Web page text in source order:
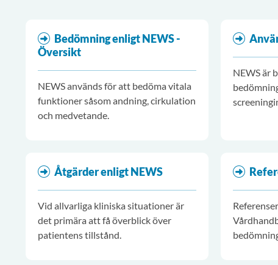
Bedömning enligt NEWS -
Översikt
NEWS används för att bedöma vitala
funktioner såsom andning, cirkulation
och medvetande.
NEWS är
hjärtstopp
Åtgärder enligt NEWS
Vid allvarliga kliniska situationer är
det primära att få överblick över
patientens tillstånd.